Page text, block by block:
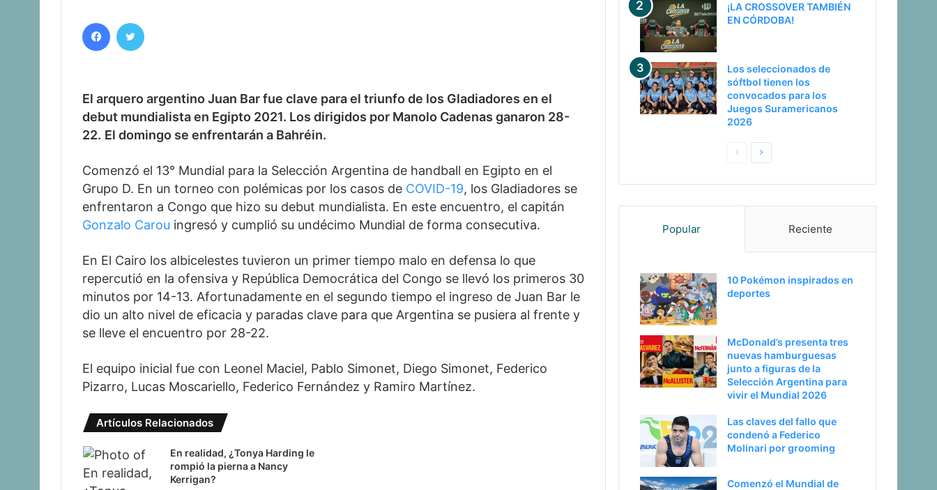
Facebook
El arquero argentino Juan Bar fue clave para el triunfo de los Gladiadores en el
debut mundialista en Egipto 2021. Los dirigidos por Manolo Cadenas ganaron 28-
22. El domingo se enfrentarán a Bahréin.
Comenzó el 13° Mundial para la Selección Argentina de handball en Egipto en el
Grupo D. En un torneo con polémicas por los casos de COVID-19, los Gladiadores se
enfrentaron a Congo que hizo su debut mundialista. En este encuentro, el capitán
Gonzalo Carou ingresó y cumplió su undécimo Mundial de forma consecutiva.
En El Cairo los albicelestes tuvieron un primer tiempo malo en defensa lo que
repercutió en la ofensiva y República Democrática del Congo se llevó los primeros 30
minutos por 14-13. Afortunadamente en el segundo tiempo el ingreso de Juan Bar le
dio un alto nivel de eficacia y paradas clave para que Argentina se pusiera al frente y
se lleve el encuentro por 28-22.
El equipo inicial fue con Leonel Maciel, Pablo Simonet, Diego Simonet, Federico
Pizarro, Lucas Moscariello, Federico Fernández y Ramiro Martínez.
Artículos Relacionados
En realidad, ¿Tonya Harding le
rompió la pierna a Nancy
Kerrigan?
¡LA CROSSOVER TAMBIÉN
EN CÓRDOBA!
Los seleccionados de
sóftbol tienen los
convocados para los
Juegos Suramericanos
2026
PaginaSiguiente
Popular Reciente
10 Pokémon inspirados en
deportes
McDonald’s presenta tres
nuevas hamburguesas
junto a figuras de la
Selección Argentina para
vivir el Mundial 2026
Las claves del fallo que
condenó a Federico
Molinari por grooming
Comenzó el Mundial de